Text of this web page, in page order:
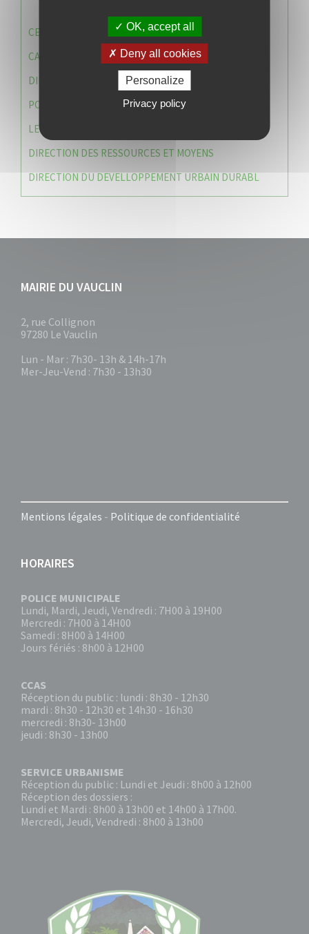
CENTRE COMMUNAL D’ACTION SOCIALE (C.C.A.S)
CAISSE DES ÉCOLES
DIRECTION DES SERVICES TECHNIQUES
POLICE MUNICIPALE
LE CABINET DU MAIRE
DIRECTION DES RESSOURCES ET MOYENS
DIRECTION DU DEVELLOPPEMENT URBAIN DURABL
MAIRIE DU VAUCLIN
2, rue Collignon
97280 Le Vauclin
Lun - Mar : 7h30- 13h & 14h-17h
Mer-Jeu-Vend : 7h30 - 13h30
Mentions légales - Politique de confidentialité
HORAIRES
POLICE MUNICIPALE
Lundi, Mardi, Jeudi, Vendredi : 7H00 à 19H00
Mercredi : 7H00 à 14H00
Samedi : 8H00 à 14H00
Jours fériés : 8h00 à 12H00
CCAS
Réception du public : lundi : 8h30 - 12h30
mardi : 8h30 - 12h30 et 14h30 - 16h30
mercredi : 8h30- 13h00
jeudi : 8h30 - 13h00
SERVICE URBANISME
Réception du public : Lundi et Jeudi : 8h00 à 12h00
Réception des dossiers :
Lundi et Mardi : 8h00 à 13h00 et 14h00 à 17h00.
Mercredi, Jeudi, Vendredi : 8h00 à 13h00
OK, accept all
Deny all cookies
Personalize
Privacy policy